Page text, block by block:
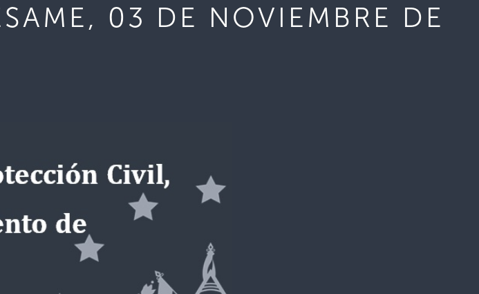
03 DE NOVIEMBRE DE